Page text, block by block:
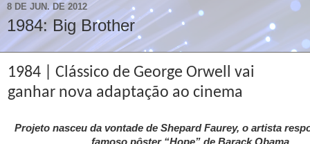
8 DE JUN. DE 2012
1984: Big Brother
1984 | Clássico de George Orwell vai
ganhar nova adaptação ao cinema
Projeto nasceu da vontade de Shepard Faurey, o artista